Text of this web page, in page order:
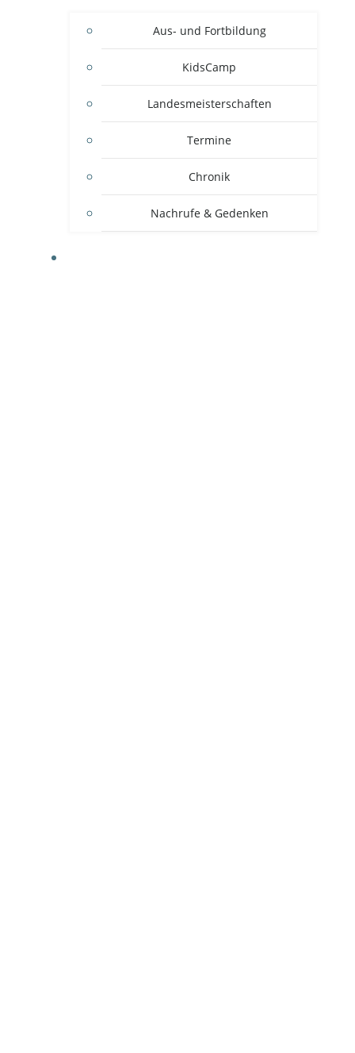
Aus- und Fortbildung
KidsCamp
Landesmeisterschaften
Termine
Chronik
Nachrufe & Gedenken